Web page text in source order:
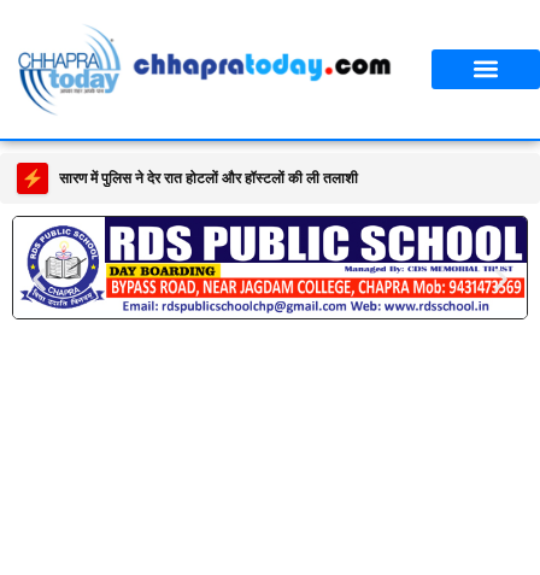
सारण में पुलिस ने देर रात होटलों और हॉस्टलों की ली तलाशी